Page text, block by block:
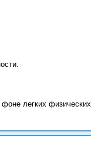
легких физических